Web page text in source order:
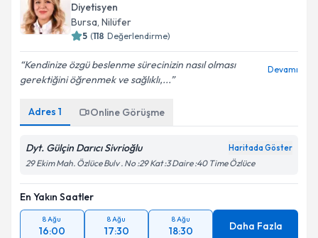
E-posta Adresiniz
Kişisel verilerimin işlenmesine ilişkin
kapsamda işlenmesini kabul ediyorum.
Takvim Talebini Gönder
Diyetisyen
Bursa, Nilüfer
5 (118 Değerlendirme)
Kendinize özgü beslenme sürecinizin nasıl olması
gerektiğini öğrenmek ve sağlıklı,...
Devamı
Adres 1 Online Görüşme
Dyt. Gülçin Darıcı Sivrioğlu Haritada Göster
29 Ekim Mah. Özlüce Bulv . No :29 Kat :3 Daire :40 Time Özlüce
En Yakın Saatler
8 Ağu
16:00
8 Ağu
17:30
8 Ağu
18:30 Daha Fazla